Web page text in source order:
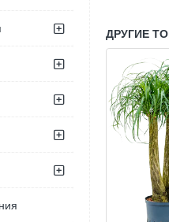
ДРУГИЕ